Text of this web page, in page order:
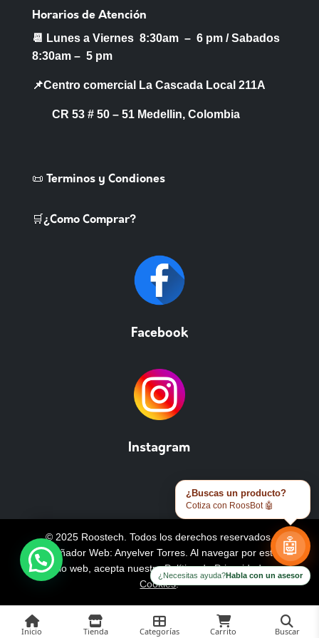
Horarios de Atención
📆 Lunes a Viernes 8:30am – 6 pm /Sabados
8:30am – 5 pm
📌Centro comercial La Cascada Local 211A
CR 53 # 50 – 51 Medellin, Colombia
📜 Terminos y Condiones
🛒¿Como Comprar?
Facebook
Instagram
© 2025 Roostech. Todos los derechos reservados.
Diseñador Web: Anyelver Torres . Al navegar por este
sitio web, acepta nuestraPolítica de Privacidad y
Cookies.
Inicio Tienda Categorías Carrito Buscar
¿Buscas un producto?
Cotiza con RoosBot 🤖
🤖
¿Necesitas ayuda?Habla con un asesor